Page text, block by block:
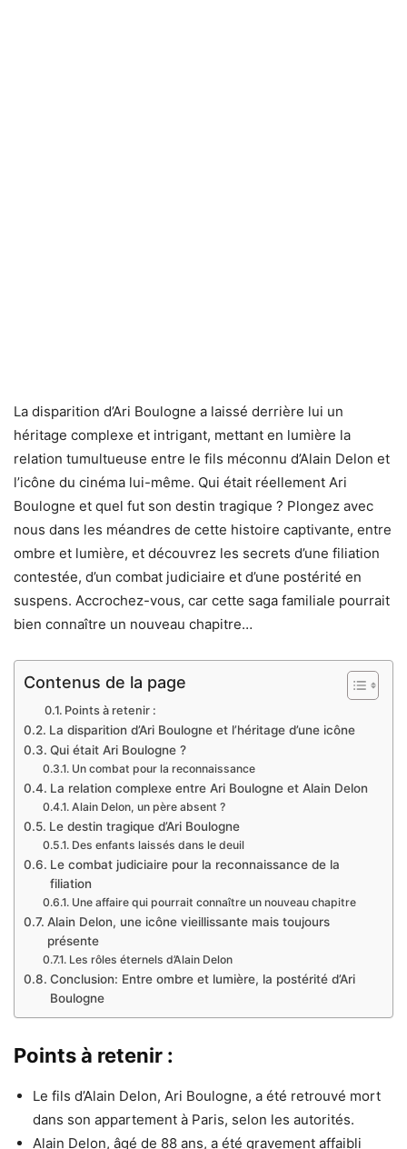
La disparition d’Ari Boulogne a laissé derrière lui un
héritage complexe et intrigant, mettant en lumière la
relation tumultueuse entre le fils méconnu d’Alain Delon et
l’icône du cinéma lui-même. Qui était réellement Ari
Boulogne et quel fut son destin tragique ? Plongez avec
nous dans les méandres de cette histoire captivante, entre
ombre et lumière, et découvrez les secrets d’une filiation
contestée, d’un combat judiciaire et d’une postérité en
suspens. Accrochez-vous, car cette saga familiale pourrait
bien connaître un nouveau chapitre…
Contenus de la page
Points à retenir :
La disparition d’Ari Boulogne et l’héritage d’une icône
Qui était Ari Boulogne ?
Un combat pour la reconnaissance
La relation complexe entre Ari Boulogne et Alain Delon
Alain Delon, un père absent ?
Le destin tragique d’Ari Boulogne
Des enfants laissés dans le deuil
Le combat judiciaire pour la reconnaissance de la
filiation
Une affaire qui pourrait connaître un nouveau chapitre
Alain Delon, une icône vieillissante mais toujours
présente
Les rôles éternels d’Alain Delon
Conclusion: Entre ombre et lumière, la postérité d’Ari
Boulogne
Points à retenir :
Le fils d’Alain Delon, Ari Boulogne, a été retrouvé mort
dans son appartement à Paris, selon les autorités.
Alain Delon, âgé de 88 ans, a été gravement affaibli